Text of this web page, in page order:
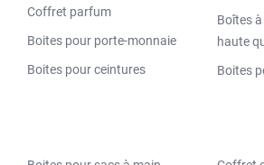
Coffret parfum
Boites pour porte-monnaie
Boites pour ceintures
Boîtes
haute
Boites